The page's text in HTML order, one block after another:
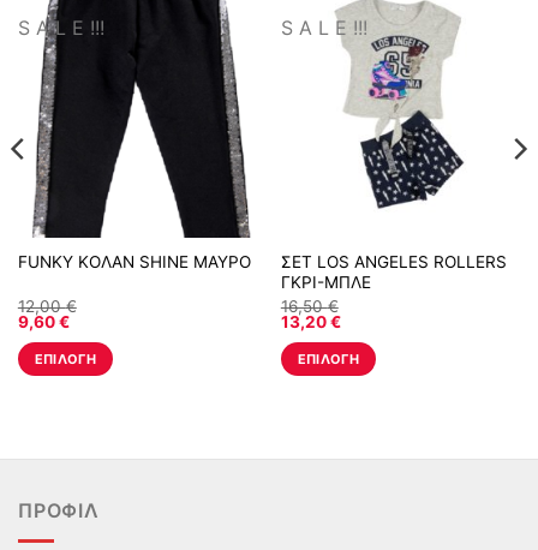
S A L E !!!
FUNKY ΚΟΛΑΝ SHINE ΜΑΥΡΟ
12,00€
9,60€
ΕΠΙΛΟΓΉ
έχει
παραλλαγές.
Οι
S A L E !!!
ΣΕΤ LOS ANGELES ROLLERS
ΓΚΡΙ-ΜΠΛΕ
16,50€
13,20€
ΕΠΙΛΟΓΉ
έχει
ΠΡΟΦΊΛ